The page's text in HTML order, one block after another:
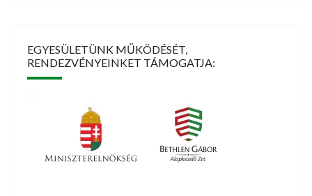
EGYESÜLETÜNK MŰKÖDÉSÉT,
RENDEZVÉNYEINKET TÁMOGATJA: